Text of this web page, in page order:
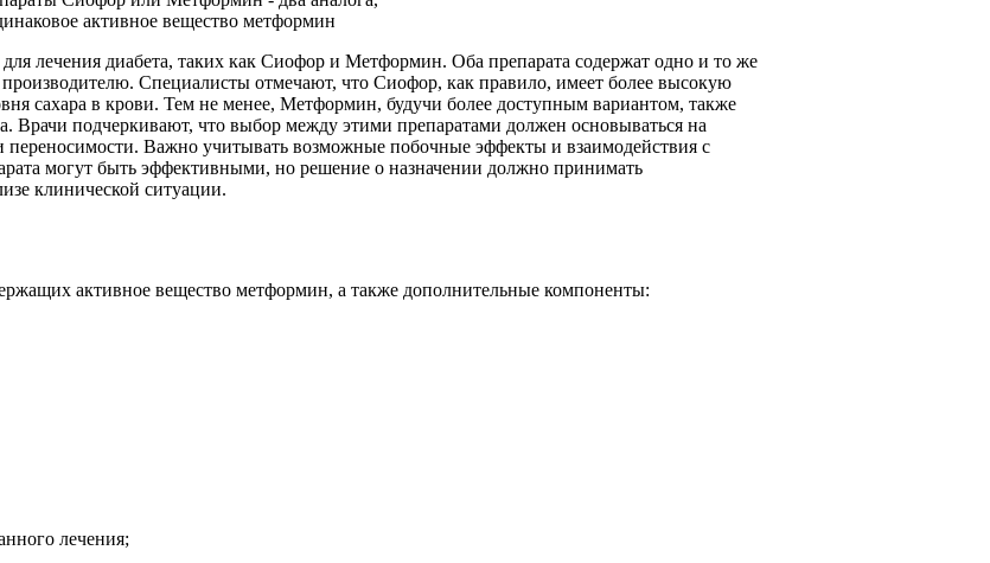
лечения диабета, таких как Сиофор и Метформин. Оба препарата содержат одно и то же
Специалисты отмечают, что Сиофор, как правило, имеет более высокую
сахара в крови. Тем не менее, Метформин, будучи более доступным вариантом, также
Врачи подчеркивают, что выбор между этими препаратами должен основываться на
переносимости. Важно учитывать возможные побочные эффекты и взаимодействия с
могут быть эффективными, но решение о назначении должно принимать
клинической ситуации.
активное вещество метформин, а также дополнительные компоненты:
лечения;